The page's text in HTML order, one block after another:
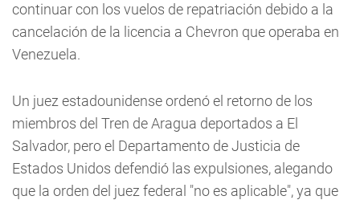
continuar con los vuelos de repatriación debido a la
cancelación de la licencia a Chevron que operaba en
Venezuela.
Un juez estadounidense ordenó el retorno de los
miembros del Tren de Aragua deportados a El
Salvador, pero el Departamento de Justicia de
Estados Unidos defendió las expulsiones, alegando
que la orden del juez federal "no es aplicable", ya que